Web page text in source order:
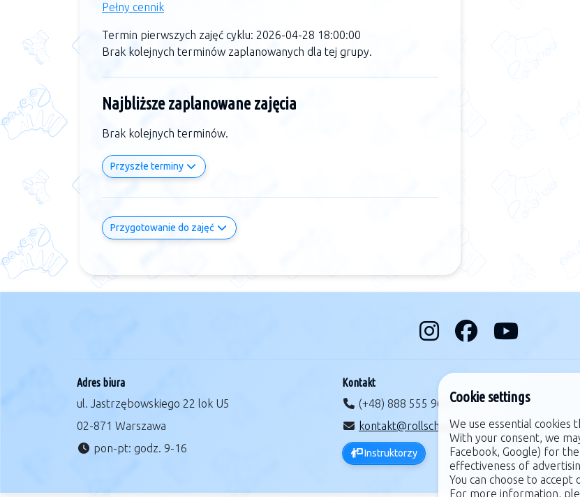
Pełny cennik
Termin pierwszych zajęć cyklu: 2026-04-28 18:00:00
Brak kolejnych terminów zaplanowanych dla tej grupy.
Najbliższe zaplanowane zajęcia
Brak kolejnych terminów.
Przyszłe terminy
Przygotowanie do zajęć
Adres biura
ul. Jastrzębowskiego 22 lok U5
02-871 Warszawa
pon-pt: godz. 9-16
Kontakt
(+48) 888 555 965
kontakt@rollschool.pl
Instruktorzy
Cookie settings
We use essential
With your consent, we
Facebook, Google) for
effectiveness of
You can choose to
For more information,